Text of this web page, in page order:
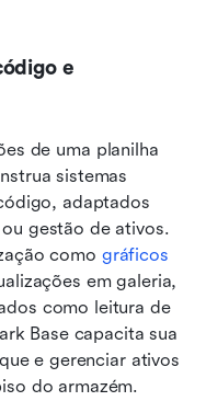
e
de uma planilha
sistemas
adaptados
gestão de ativos.
como gráficos
em galeria,
como leitura de
Base capacita sua
e gerenciar ativos
do armazém.